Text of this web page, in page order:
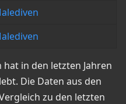
in den letzten Jahren
Die Daten aus den
zu den letzten